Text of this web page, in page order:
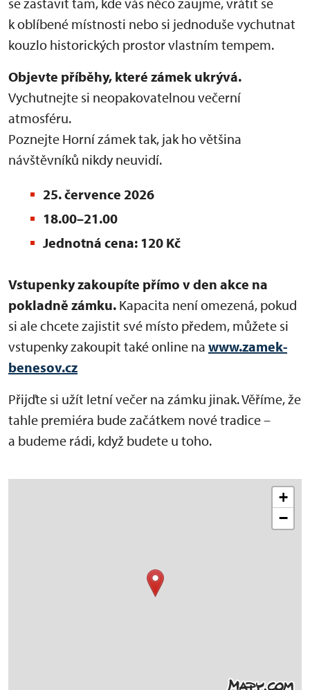
k oblíbené místnosti nebo si jednoduše vychutnat
kouzlo historických prostor vlastním tempem.
Objevte příběhy, které zámek ukrývá.
Vychutnejte si neopakovatelnou večerní
atmosféru.
Poznejte Horní zámek tak, jak ho většina
návštěvníků nikdy neuvidí.
25. července 2026
18.00–21.00
Jednotná cena: 120 Kč
Vstupenky zakoupíte přímo v den akce na
pokladně zámku. Kapacita není omezená, pokud
si ale chcete zajistit své místo předem, můžete si
vstupenky zakoupit také online na www.zamek-
benesov.cz
Přijďte si užít letní večer na zámku jinak. Věříme, že
tahle premiéra bude začátkem nové tradice –
a budeme rádi, když budete u toho.
+
−